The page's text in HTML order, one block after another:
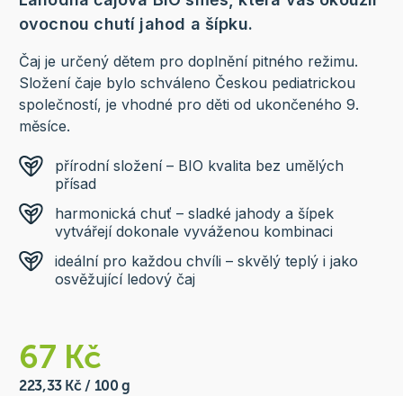
ovocnou chutí jahod a šípku.
Čaj je určený dětem pro doplnění pitného režimu.
Složení čaje bylo schváleno Českou pediatrickou
společností, je vhodné pro děti od ukončeného 9.
měsíce.
přírodní složení – BIO kvalita bez umělých
přísad
harmonická chuť – sladké jahody a šípek
vytvářejí dokonale vyváženou kombinaci
ideální pro každou chvíli – skvělý teplý i jako
osvěžující ledový čaj
67 Kč
223,33 Kč / 100 g